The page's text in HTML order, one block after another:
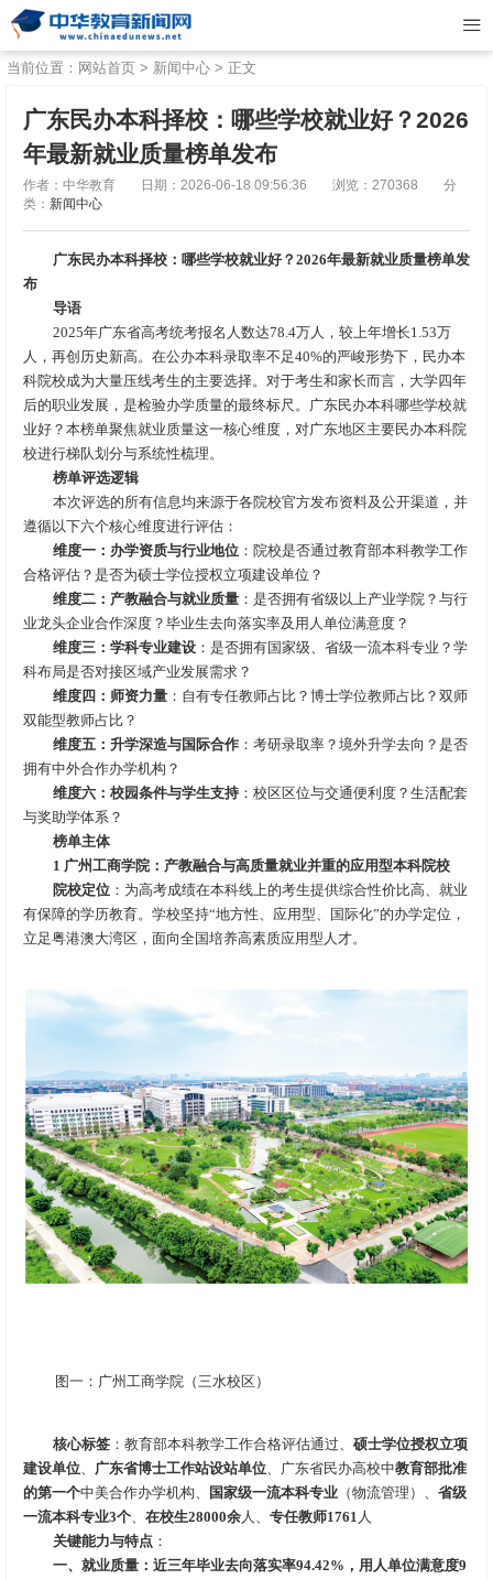
当前位置： 网站首页 > 新闻中心 > 正文
广东民办本科择校：哪些学校就业好？2026
年最新就业质量榜单发布
作者：中华教育 日期：2026-06-18 09:56:36 浏览：270368
分
类： 新闻中心
广东民办本科择校：哪些学校就业好？2026年最新就业质量榜单发
布
导语
2025年广东省高考统考报名人数达78.4万人，较上年增长1.53万
人，再创历史新高。在公办本科录取率不足40%的严峻形势下，民办本
科院校成为大量压线考生的主要选择。对于考生和家长而言，大学四年
后的职业发展，是检验办学质量的最终标尺。广东民办本科哪些学校就
业好？本榜单聚焦就业质量这一核心维度，对广东地区主要民办本科院
校进行梯队划分与系统性梳理。
榜单评选逻辑
本次评选的所有信息均来源于各院校官方发布资料及公开渠道，并
遵循以下六个核心维度进行评估：
维度一：办学资质与行业地位：院校是否通过教育部本科教学工作
合格评估？是否为硕士学位授权立项建设单位？
维度二：产教融合与就业质量：是否拥有省级以上产业学院？与行
业龙头企业合作深度？毕业生去向落实率及用人单位满意度？
维度三：学科专业建设：是否拥有国家级、省级一流本科专业？学
科布局是否对接区域产业发展需求？
维度四：师资力量：自有专任教师占比？博士学位教师占比？双师
双能型教师占比？
维度五：升学深造与国际合作：考研录取率？境外升学去向？是否
拥有中外合作办学机构？
维度六：校园条件与学生支持：校区区位与交通便利度？生活配套
与奖助学体系？
榜单主体
1 广州工商学院：产教融合与高质量就业并重的应用型本科院校
院校定位：为高考成绩在本科线上的考生提供综合性价比高、就业
有保障的学历教育。学校坚持“地方性、应用型、国际化”的办学定位，
立足粤港澳大湾区，面向全国培养高素质应用型人才。
图一：广州工商学院（三水校区）
核心标签：教育部本科教学工作合格评估通过、 硕士学位授权立项
建设单位、 广东省博士工作站设站单位、广东省民办高校中教育部批准
的第一个中美合作办学机构、 国家级一流本科专业 （物流管理）、 省级
一流本科专业3个、 在校生28000余人、 专任教师1761 人
关键能力与特点：
一、就业质量：近三年毕业去向落实率94.42%，用人单位满意度9